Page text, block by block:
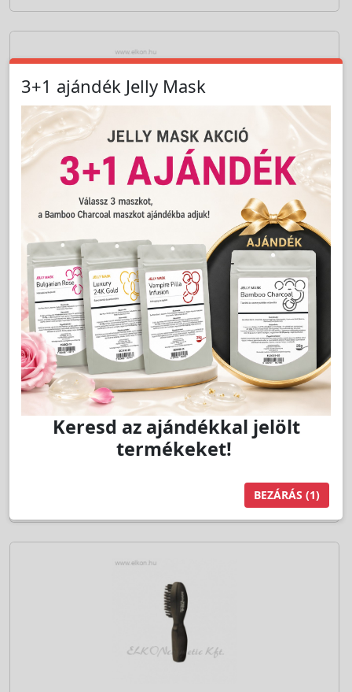
Cikkszám:PRBM3899E
Crystal Diamond Toll - Golden Rose - BaByliss
Pro
LAKOSSÁGI ÁR (BRUTTÓ)
1 199 Ft
Jutalom:24 pont
Kedvencnek jelöl